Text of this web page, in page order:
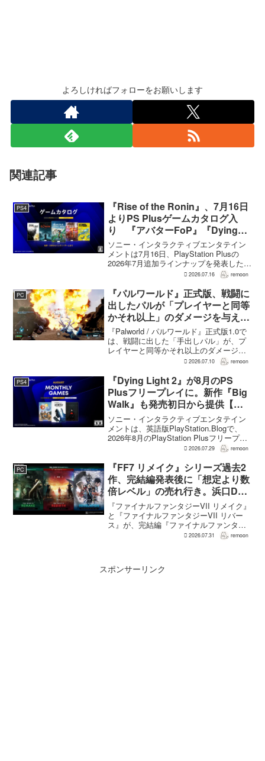
よろしければフォローをお願いします
関連記事
PS4
『Rise of the Ronin』、7月16日
よりPS Plusゲームカタログ入
り 『アバターFoP』『Dying
Light』なども順次配信
ソニー・インタラクティブエンタテイン
メントは7月16日、PlayStation Plusの
2026年7月追加ラインナップを発表した。
幕末の日本を舞台とするTeam NINJAのオ
the Ron...
2026.07.16 remoon
PC
『パルワールド』正式版、戦闘に
出したパルが「プレイヤーと同等
かそれ以上」のダメージを与えら
れるように
『Palworld / パルワールド』正式版1.0で
は、戦闘に出した「手出しパル」が、プ
レイヤーと同等かそれ以上のダメージを
敵に与えられるようになった。ほぼすべ
挙動、クールダウン時間、使いやすさが
見直され...
2026.07.10 remoon
PS4
『Dying Light 2』が8月のPS
Plusフリープレイに。新作『Big
Walk』も発売初日から提供【海
外発表】
ソニー・インタラクティブエンタテイン
メントは、英語版PlayStation.Blogで、
2026年8月のPlayStation Plusフリープレ
イとして『Dying Light 2 Stay Human:
2026.07.29 remoon
PC
『FF7 リメイク』シリーズ過去2
作、完結編発表後に「想定より数
倍レベル」の売れ行き。浜口Dが
明かす
『ファイナルファンタジーVII リメイク』
と『ファイナルファンタジーVII リバー
ス』が、完結編『ファイナルファンタジ
ーVII リベレーション』の発表後、「我々
2026.07.31 remoon
スポンサーリンク